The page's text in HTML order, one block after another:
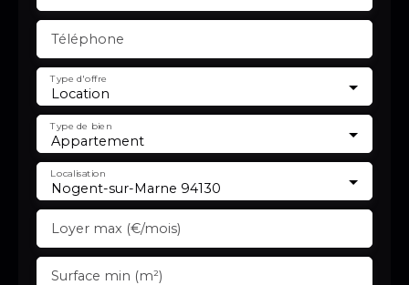
Téléphone
Location
Type d'offre
Appartement
Type de bien
Nogent-sur-Marne 94130
Localisation
Loyer max (€/mois)
Surface min (m²)